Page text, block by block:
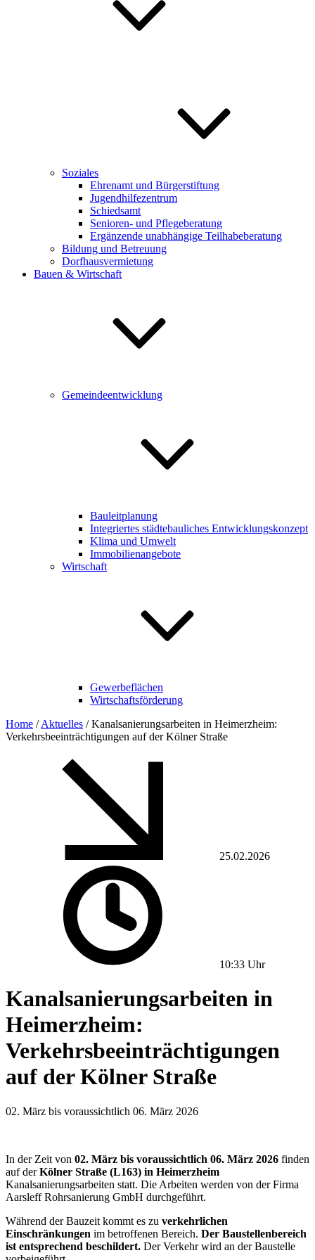
Soziales
Ehrenamt und Bürgerstiftung
Jugendhilfezentrum
Schiedsamt
Senioren- und Pflegeberatung
Ergänzende unabhängige Teilhabeberatung
Bildung und Betreuung
Dorfhausvermietung
Bauen & Wirtschaft
Gemeindeentwicklung
Bauleitplanung
Integriertes städtebauliches Entwicklungskonzept
Klima und Umwelt
Immobilienangebote
Wirtschaft
Gewerbeflächen
Wirtschaftsförderung
Home /Aktuelles /Kanalsanierungsarbeiten in Heimerzheim:
Verkehrsbeeinträchtigungen auf der Kölner Straße
25.02.2026
10:33 Uhr
Kanalsanierungsarbeiten in
Heimerzheim:
Verkehrsbeeinträchtigungen
auf der Kölner Straße
02. März bis voraussichtlich 06. März 2026
In der Zeit von 02. März bis voraussichtlich 06. März 2026 finden
auf derKölner Straße (L163) in Heimerzheim
Kanalsanierungsarbeiten statt. Die Arbeiten werden von der Firma
Aarsleff Rohrsanierung GmbH durchgeführt.
Während der Bauzeit kommt es zu verkehrlichen
Einschränkungen im betroffenen Bereich. Der Baustellenbereich
ist entsprechend beschildert. Der Verkehr wird an der Baustelle